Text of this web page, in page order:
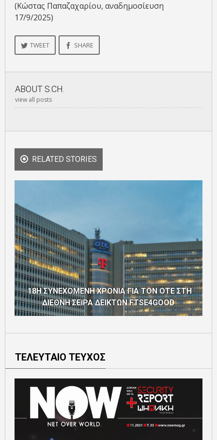
(Κώστας Παπαζαχαρίου, αναδημοσίευση
17/9/2025)
TWEET SHARE
ABOUT S.CH.
view all posts
RELATED STORIES
18Η ΣΥΝΕΧΟΜΕΝΗ ΧΡΟΝΙΑ ΓΙΑ ΤΟΝ ΟΤΕ ΣΤΗ
ΔΙΕΘΝΗ ΣΕΙΡΑ ΔΕΙΚΤΩΝ FTSE4GOOD
ΤΕΛΕΥΤΑΙΟ ΤΕΥΧΟΣ